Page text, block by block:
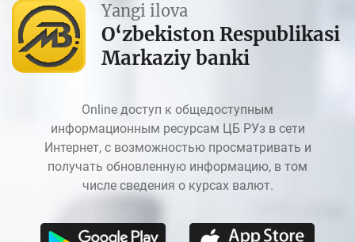
Yangi ilova
O‘zbekiston Respublikasi
Markaziy banki
Online доступ к общедоступным
информационным ресурсам ЦБ РУз в сети
Интернет, с возможностью просматривать и
получать обновленную информацию, в том
числе сведения о курсах валют.